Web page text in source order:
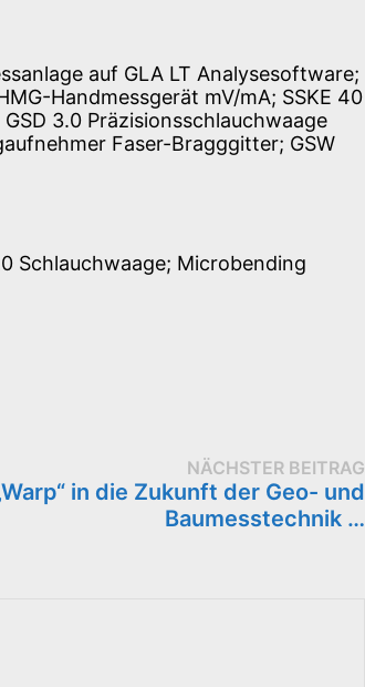
auf GLA LT Analysesoftware;
Handmessgerät mV/mA; SSKE 40
3.0 Präzisionsschlauchwaage
Faser-Bragggitter; GSW
Schlauchwaage; Microbending
NÄCHSTER BEITRAG
in die Zukunft der Geo- und
Baumesstechnik …